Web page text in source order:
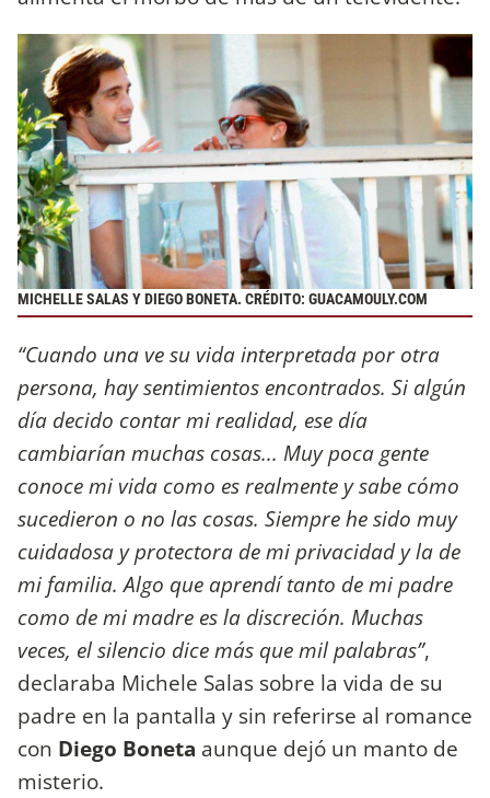
MICHELLE SALAS Y DIEGO BONETA. CRÉDITO: GUACAMOULY.COM
“Cuando una ve su vida interpretada por otra
persona, hay sentimientos encontrados. Si algún
día decido contar mi realidad, ese día
cambiarían muchas cosas... Muy poca gente
conoce mi vida como es realmente y sabe cómo
sucedieron o no las cosas. Siempre he sido muy
cuidadosa y protectora de mi privacidad y la de
mi familia. Algo que aprendí tanto de mi padre
como de mi madre es la discreción. Muchas
veces, el silencio dice más que mil palabras”,
declaraba Michele Salas sobre la vida de su
padre en la pantalla y sin referirse al romance
con Diego Boneta aunque dejó un manto de
misterio.